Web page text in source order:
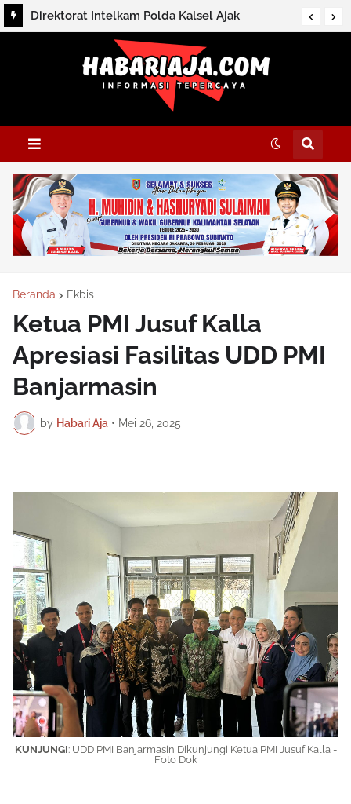
Direktorat Intelkam Polda Kalsel Ajak
Masyarakat Perkuat Persatuan Melalui
Silaturahmi dan Dialog Kamtibmas di HSS
Beranda Ekbis
Ketua PMI Jusuf Kalla
Apresiasi Fasilitas UDD PMI
Banjarmasin
by Habari Aja • Mei 26, 2025
KUNJUNGI: UDD PMI Banjarmasin Dikunjungi Ketua PMI Jusuf Kalla -
Foto Dok